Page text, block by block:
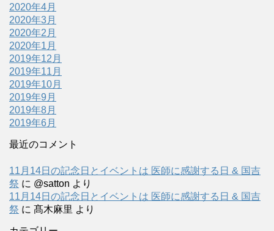
2020年4月
2020年3月
2020年2月
2020年1月
2019年12月
2019年11月
2019年10月
2019年9月
2019年8月
2019年6月
最近のコメント
11月14日の記念日とイベントは 医師に感謝する日 & 国吉
祭 に @satton より
11月14日の記念日とイベントは 医師に感謝する日 & 国吉
祭 に 髙木麻里 より